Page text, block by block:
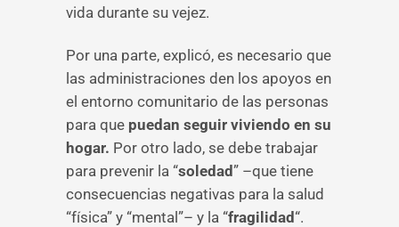
vida durante su vejez.
Por una parte, explicó, es necesario que
las administraciones den los apoyos en
el entorno comunitario de las personas
para que puedan seguir viviendo en su
hogar. Por otro lado, se debe trabajar
para prevenir la “soledad” –que tiene
consecuencias negativas para la salud
“física” y “mental”– y la “fragilidad “.